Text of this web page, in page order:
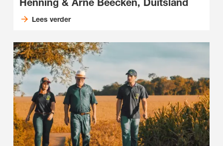
Henning & Arne Beecken, Duitsland
Lees verder